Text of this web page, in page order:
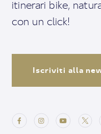
itinerari bike,
con un click!
Iscriviti alla